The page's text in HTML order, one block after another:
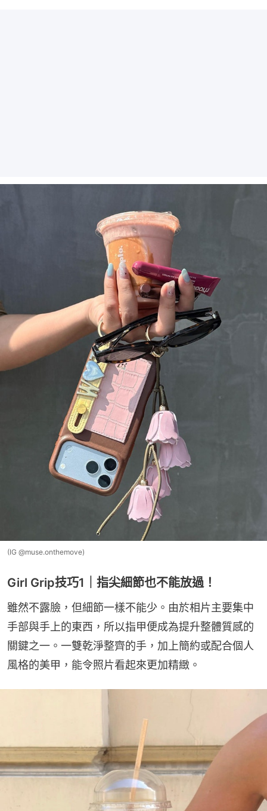
(IG @muse.onthemove)
Girl Grip技巧1｜指尖細節也不能放過！
雖然不露臉，但細節一樣不能少。由於相片主要集中
手部與手上的東西，所以指甲便成為提升整體質感的
關鍵之一。一雙乾淨整齊的手，加上簡約或配合個人
風格的美甲，能令照片看起來更加精緻。